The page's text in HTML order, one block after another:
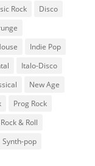
Rock
Disco
Indie Pop
Italo-Disco
New Age
Prog Rock
Rock & Roll
Synth-pop